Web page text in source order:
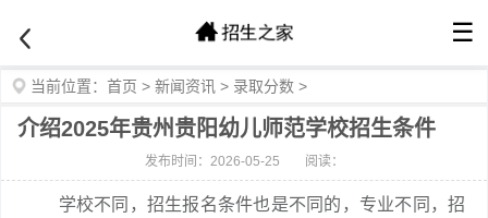
☰
当前位置： 首页 > 新闻资讯 > 录取分数 >
介绍2025年贵州贵阳幼儿师范学校招生条件
发布时间：2026-05-25 阅读：
学校不同，招生报名条件也是不同的，专业不同，招